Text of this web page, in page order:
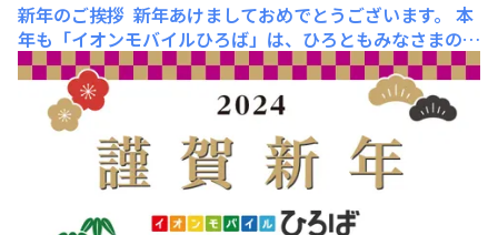
新年のご挨拶 新年あけましておめでとうございます。 本
年も「イオンモバイルひろば」は、ひろともみなさまの集
いの場としてよりよいコミュニティを目指してまいりま
す。 そして、今後、【ひろばトーク（ひろばスタッフか
ら）】にてひろばスタッフが 新年の抱負をリレー形式で
投稿させていただく予定